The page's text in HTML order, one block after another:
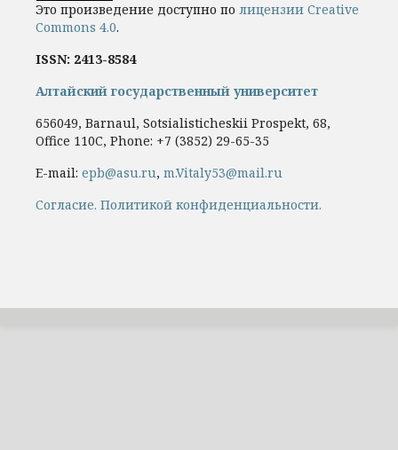
Это произведение доступно по лицензии Creative
Commons 4.0.
ISSN: 2413-8584
Алтайский государственный университет
656049, Barnaul, Sotsialisticheskii Prospekt, 68,
Office 110C, Phone: +7 (3852) 29-65-35
E-mail: epb@asu.ru, m.Vitaly53@mail.ru
Cогласие. Политикой конфиденциальности.